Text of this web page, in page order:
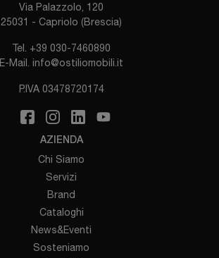
Via Palazzolo, 120
25031 - Capriolo (Brescia)
Tel. +39 030-7460890
E-Mail. info@ostiliomobili.it
P.IVA 03478720174
AZIENDA
Chi Siamo
Servizi
Brand
Cataloghi
News&Eventi
Sosteniamo